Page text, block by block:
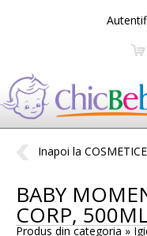
Inapoi la
BABY
CORP,
Produs din categoria »